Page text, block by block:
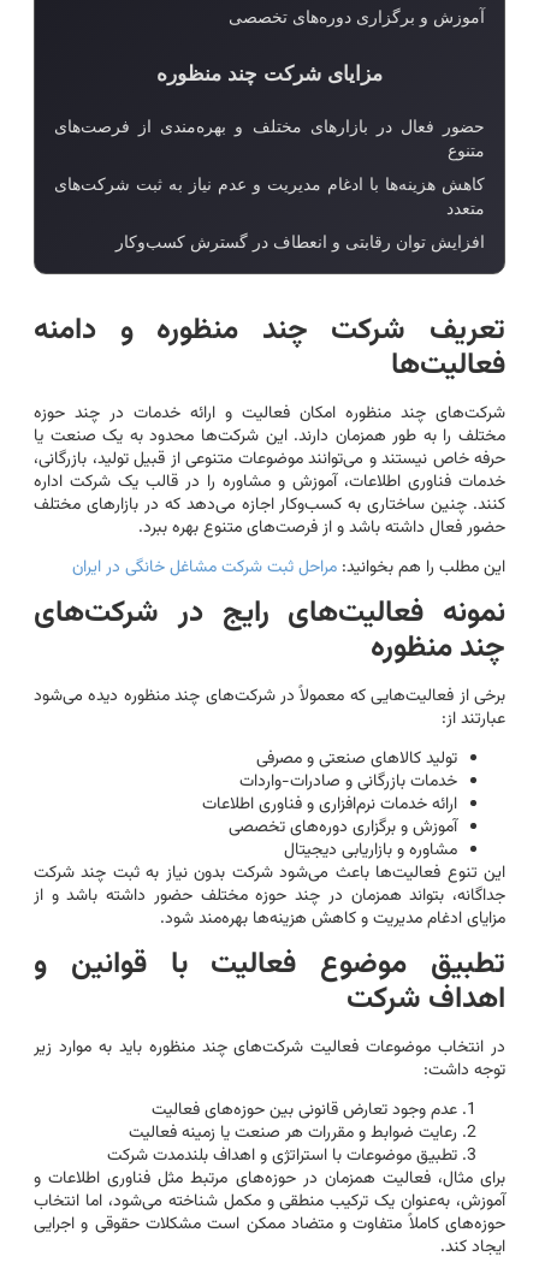
آموزش و برگزاری دوره‌های تخصصی
مزایای شرکت چند منظوره
حضور فعال در بازارهای مختلف و بهره‌مندی از فرصت‌های
متنوع
کاهش هزینه‌ها با ادغام مدیریت و عدم نیاز به ثبت شرکت‌های
متعدد
افزایش توان رقابتی و انعطاف در گسترش کسب‌وکار
تعریف شرکت چند منظوره و دامنه
فعالیت‌ها
شرکت‌های چند منظوره امکان فعالیت و ارائه خدمات در چند حوزه
مختلف را به طور همزمان دارند. این شرکت‌ها محدود به یک صنعت یا
حرفه خاص نیستند و می‌توانند موضوعات متنوعی از قبیل تولید، بازرگانی،
خدمات فناوری اطلاعات، آموزش و مشاوره را در قالب یک شرکت اداره
کنند. چنین ساختاری به کسب‌وکار اجازه می‌دهد که در بازارهای مختلف
حضور فعال داشته باشد و از فرصت‌های متنوع بهره ببرد.
این مطلب را هم بخوانید: مراحل ثبت شرکت مشاغل خانگی در ایران
نمونه فعالیت‌های رایج در شرکت‌های
چند منظوره
برخی از فعالیت‌هایی که معمولاً در شرکت‌های چند منظوره دیده می‌شود
عبارتند از:
تولید کالاهای صنعتی و مصرفی
خدمات بازرگانی و صادرات-واردات
ارائه خدمات نرم‌افزاری و فناوری اطلاعات
آموزش و برگزاری دوره‌های تخصصی
مشاوره و بازاریابی دیجیتال
این تنوع فعالیت‌ها باعث می‌شود شرکت بدون نیاز به ثبت چند شرکت
جداگانه، بتواند همزمان در چند حوزه مختلف حضور داشته باشد و از
مزایای ادغام مدیریت و کاهش هزینه‌ها بهره‌مند شود.
تطبیق موضوع فعالیت با قوانین و
اهداف شرکت
در انتخاب موضوعات فعالیت شرکت‌های چند منظوره باید به موارد زیر
توجه داشت:
عدم وجود تعارض قانونی بین حوزه‌های فعالیت
رعایت ضوابط و مقررات هر صنعت یا زمینه فعالیت
تطبیق موضوعات با استراتژی و اهداف بلندمدت شرکت
برای مثال، فعالیت همزمان در حوزه‌های مرتبط مثل فناوری اطلاعات و
آموزش، به‌عنوان یک ترکیب منطقی و مکمل شناخته می‌شود، اما انتخاب
حوزه‌های کاملاً متفاوت و متضاد ممکن است مشکلات حقوقی و اجرایی
ایجاد کند.